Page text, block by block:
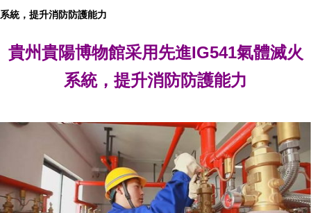
系統，提升消防防護能力
貴州貴陽博物館采用先進IG541氣體滅火
系統，提升消防防護能力